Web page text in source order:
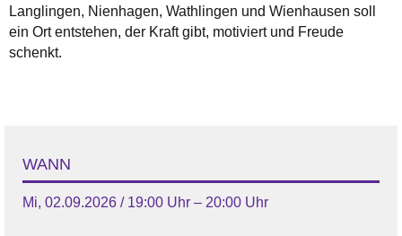
Langlingen, Nienhagen, Wathlingen und Wienhausen soll
ein Ort entstehen, der Kraft gibt, motiviert und Freude
schenkt.
WANN
Mi, 02.09.2026 / 19:00 Uhr – 20:00 Uhr